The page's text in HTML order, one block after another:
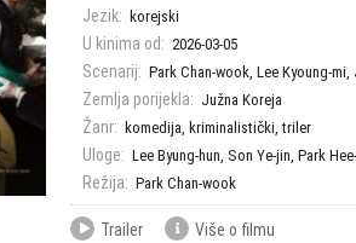
Jezik: korejski
U kinima od: 2026-03-05
Scenarij: Park Chan-wook, Lee Kyoung-mi,
Zemlja porijekla: Južna Koreja
Žanr: komedija, kriminalistički,triler
Uloge: Lee Byung-hun, Son Ye-jin, Park
Režija: Park Chan-wook
Trailer Više o filmu